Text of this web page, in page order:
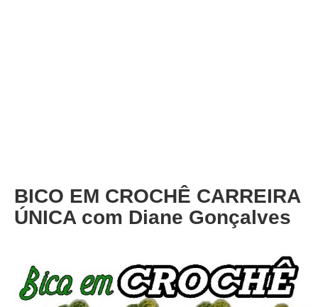
BICO EM CROCHÊ CARREIRA
ÚNICA com Diane Gonçalves